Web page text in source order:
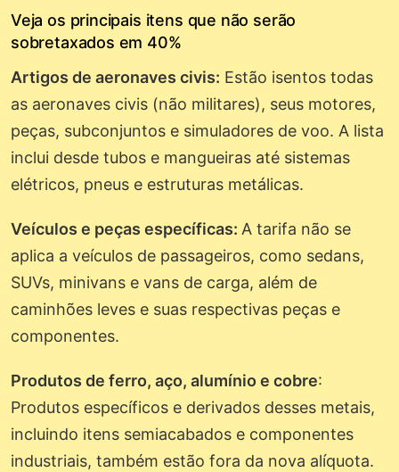
Veja os principais itens que não serão
sobretaxados em 40%
Artigos de aeronaves civis: Estão isentos todas
as aeronaves civis (não militares), seus motores,
peças, subconjuntos e simuladores de voo. A lista
inclui desde tubos e mangueiras até sistemas
elétricos, pneus e estruturas metálicas.
Veículos e peças específicas: A tarifa não se
aplica a veículos de passageiros, como sedans,
SUVs, minivans e vans de carga, além de
caminhões leves e suas respectivas peças e
componentes.
Produtos de ferro, aço, alumínio e cobre:
Produtos específicos e derivados desses metais,
incluindo itens semiacabados e componentes
industriais, também estão fora da nova alíquota.